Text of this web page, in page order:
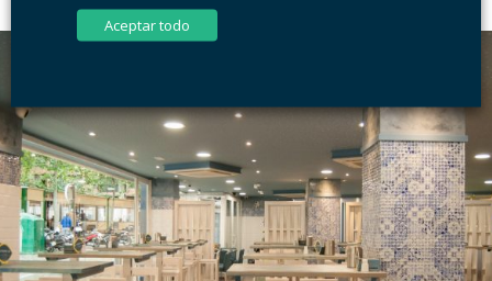
Aceptar todo